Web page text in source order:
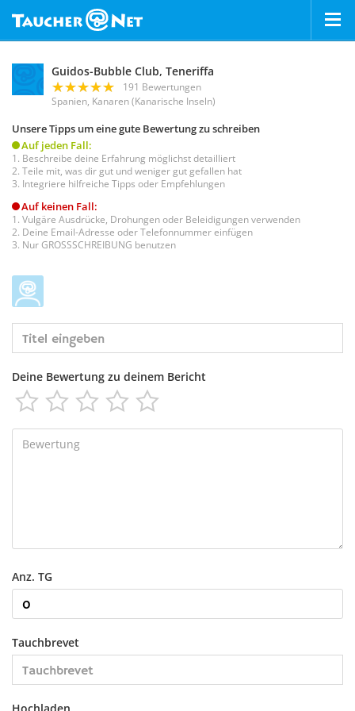
Guidos-Bubble Club, Teneriffa
191 Bewertungen
Spanien, Kanaren (Kanarische Inseln)
Unsere Tipps um eine gute Bewertung zu schreiben
Auf jeden Fall:
Beschreibe deine Erfahrung möglichst detailliert
Teile mit, was dir gut und weniger gut gefallen hat
Integriere hilfreiche Tipps oder Empfehlungen
Auf keinen Fall:
Vulgäre Ausdrücke, Drohungen oder Beleidigungen verwenden
Deine Email-Adresse oder Telefonnummer einfügen
Nur GROSSSCHREIBUNG benutzen
Deine Bewertung zu deinem Bericht
    
Anz. TG
Tauchbrevet